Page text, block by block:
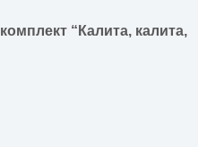
“Калита, калита,